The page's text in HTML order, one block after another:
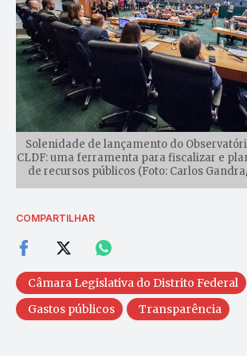
Solenidade de lançamento do
CLDF: uma ferramenta para fiscalizar e
de recursos públicos (Foto: Carlos
COMPARTILHAR
Câmara Legislativa do Distrito Federal
Gastos públicos
Transparência